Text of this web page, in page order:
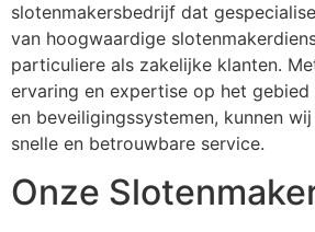
slotenmakersbedrijf dat
van hoogwaardige
particuliere als zakelijke klanten.
ervaring en expertise op het gebied
en beveiligingssystemen, kunnen
snelle en betrouwbare service.
Onze